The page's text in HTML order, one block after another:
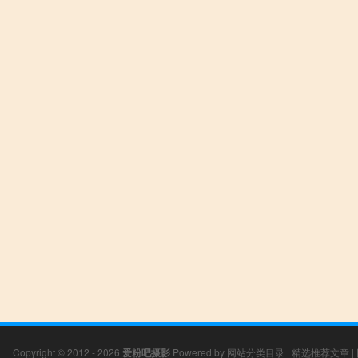
Copyright © 2012 - 2026 爱粉吧摄影 Powered by 网站分类目录 | 精选推荐文章 |